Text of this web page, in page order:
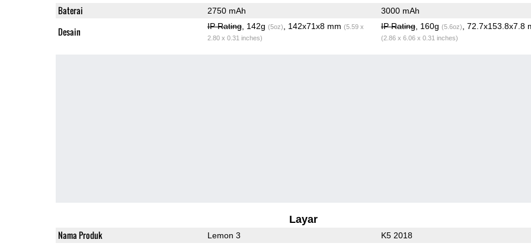
Baterai 2750 mAh 3000 mAh
Desain IP Rating, 142g (5oz) , 142x71x8 mm (5.59 x
2.80 x 0.31 inches)
IP Rating, 160g (5.6oz) , 72.7x153.8x7.8
(2.86 x 6.06 x 0.31 inches)
Layar
Nama Produk Lemon 3 K5 2018